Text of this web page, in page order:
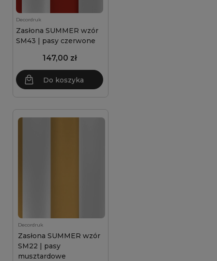
Decordruk
Zasłona SUMMER wzór
SM43 | pasy czerwone
147,00 zł
Do koszyka
Decordruk
Zasłona SUMMER wzór
SM22 | pasy
musztardowe